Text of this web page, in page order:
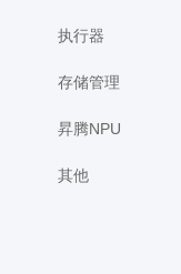
执行器
存储管理
昇腾NPU
其他